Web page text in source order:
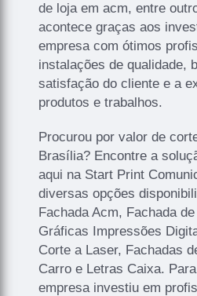
de loja em acm, entre
acontece graças aos
empresa com ótimos
instalações de qualidade,
satisfação do cliente e a
produtos e trabalhos.
Procurou por valor de
Brasília? Encontre a
aqui na Start Print
diversas opções
Fachada Acm, Fachada
Gráficas Impressões
Corte a Laser, Fachadas
Carro e Letras Caixa.
empresa investiu em